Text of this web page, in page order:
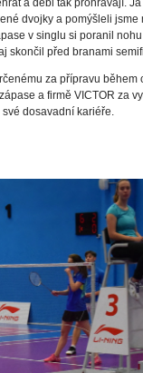
a debl tak prohrávají.
dvojky a pomýšleli jsme
v singlu si poranil
skončil před branami
za přípravu
a firmě VICTOR za
dosavadní kariéře.